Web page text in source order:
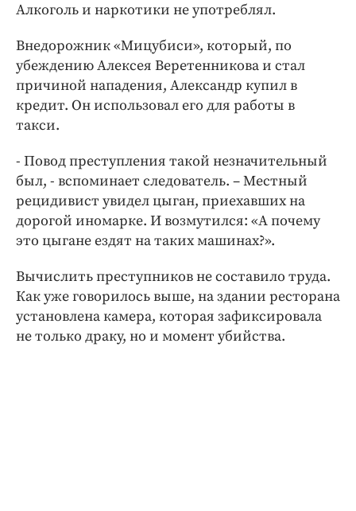
Алкоголь и наркотики не употреблял.
Внедорожник «Мицубиси», который, по
убеждению Алексея Веретенникова и стал
причиной нападения, Александр купил в
кредит. Он использовал его для работы в
такси.
- Повод преступления такой незначительный
был, - вспоминает следователь. – Местный
рецидивист увидел цыган, приехавших на
дорогой иномарке. И возмутился: «А почему
это цыгане ездят на таких машинах?».
Вычислить преступников не составило труда.
Как уже говорилось выше, на здании ресторана
установлена камера, которая зафиксировала
не только драку, но и момент убийства.